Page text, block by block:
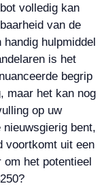
volledig kan
van de
hulpmiddel
is het
begrip
maar het kan nog
op uw
bent,
voortkomt uit een
het potentieel